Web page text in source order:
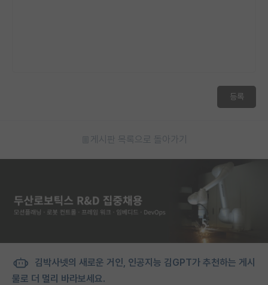
등록
게시판 목록으로 돌아가기
김박사넷의 새로운 거인, 인공지능 김GPT가 추천하는 게시
물로 더 멀리 바라보세요.